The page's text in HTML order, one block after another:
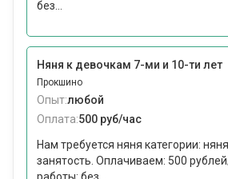
без...
Няня к девочкам 7-ми и 10-ти лет
Прокшино
Опыт:любой
Оплата:500 руб/час
Нам требуется няня категории:
занятость. Оплачиваем: 500